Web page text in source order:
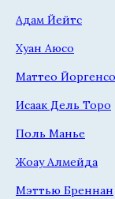
Адам Йейтс
Хуан Аюсо
Маттео
Исаак Дель Торо
Поль Манье
Жоау Алмейда
Мэттью Бреннан